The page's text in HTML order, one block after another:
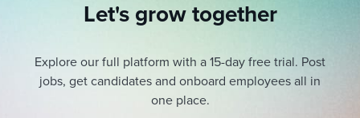
Let's grow together
Explore our full platform with a 15-day free trial. Post
jobs, get candidates and onboard employees all in
one place.